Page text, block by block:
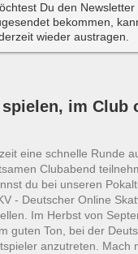
Du den
bekommen,
wieder austragen.
im Club
eine schnelle Runde
Clubabend
du bei unseren
- Deutscher Online
Im Herbst von
guten Ton, bei der
anzutreten. Mach